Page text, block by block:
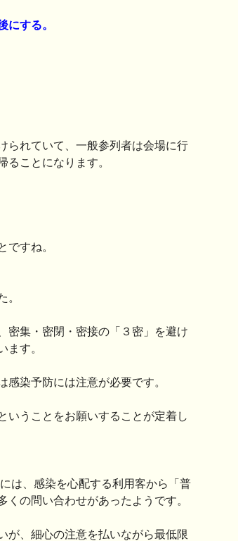
にする。
られていて、一般参列者は会場に行
ことになります。
ですね。
。
密集・密閉・密接の「３密」を避け
ます。
染予防には注意が必要です。
いうことをお願いすることが定着し
は、感染を心配する利用客から「普
の問い合わせがあったようです。
が、細心の注意を払いながら最低限